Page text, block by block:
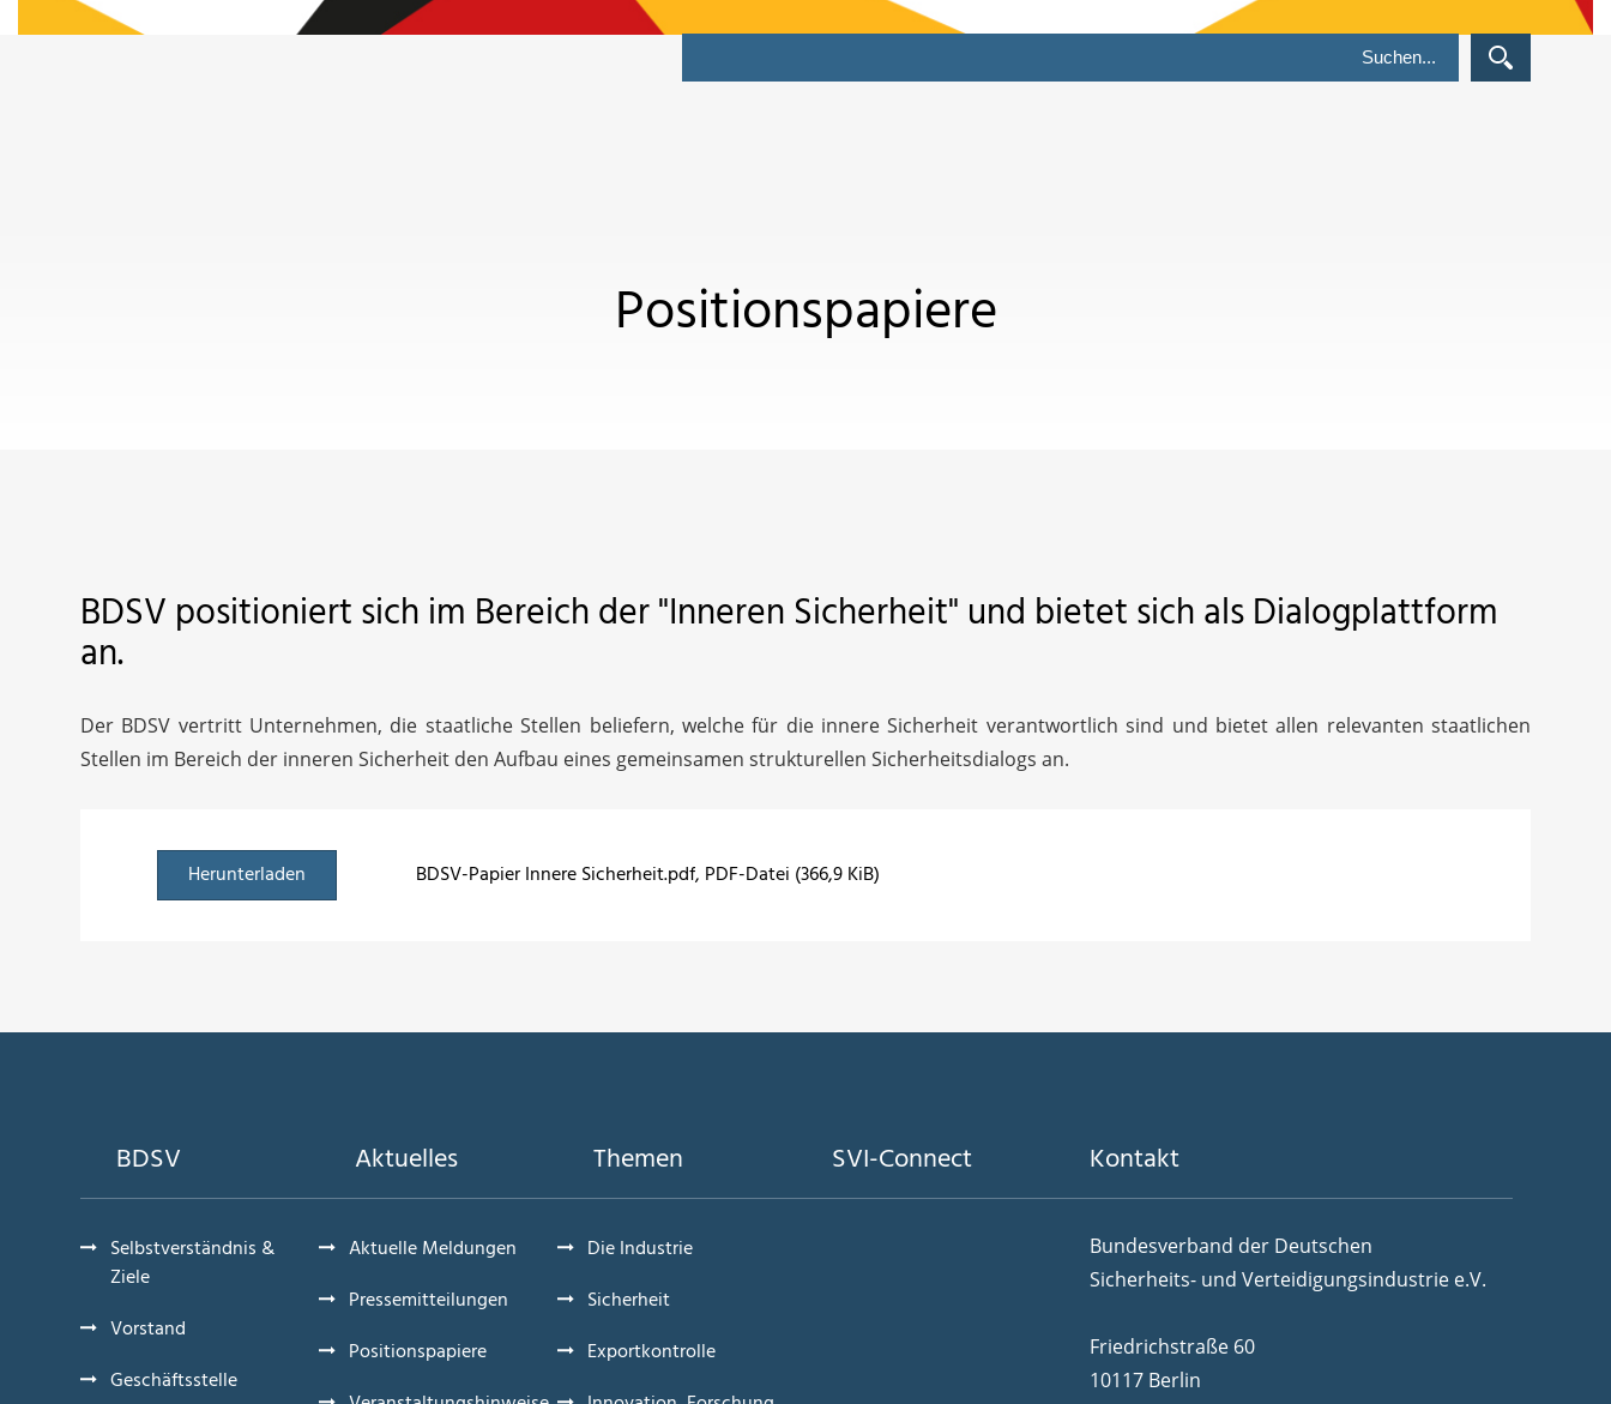
Positionspapiere
BDSV positioniert sich im Bereich der "Inneren Sicherheit" und bietet sich als Dialogplattform
an.
Der BDSV vertritt Unternehmen, die staatliche Stellen beliefern, welche für die innere Sicherheit verantwortlich sind und bietet allen relevanten staatlichen
Stellen im Bereich der inneren Sicherheit den Aufbau eines gemeinsamen strukturellen Sicherheitsdialogs an.
Herunterladen BDSV-Papier Innere Sicherheit.pdf, PDF-Datei (366,9 KiB)
BDSV
Selbstverständnis &
Ziele
Vorstand
Geschäftsstelle
Aktuelles
Aktuelle Meldungen
Pressemitteilungen
Positionspapiere
Themen
Die Industrie
Sicherheit
Exportkontrolle
SVI-Connect Kontakt
Bundesverband der Deutschen
Sicherheits- und Verteidigungsindustrie e.V.
Friedrichstraße 60
10117 Berlin